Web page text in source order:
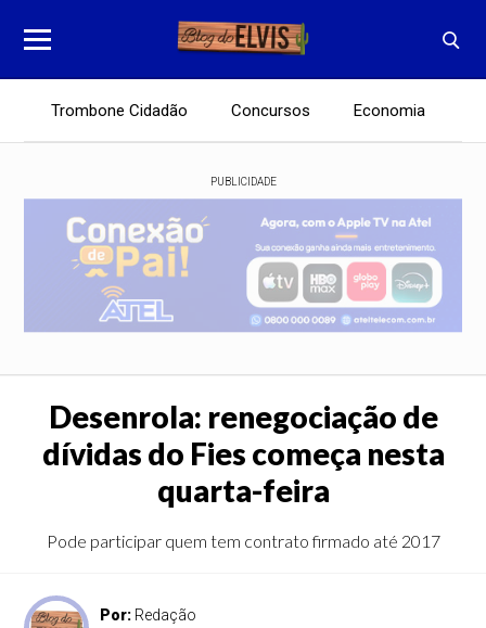
Trombone Cidadão Concursos Economia
PUBLICIDADE
Desenrola: renegociação de
dívidas do Fies começa nesta
quarta-feira
Pode participar quem tem contrato firmado até 2017
Por: Redação